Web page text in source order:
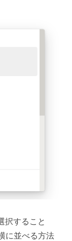
択すること
に並べる方法